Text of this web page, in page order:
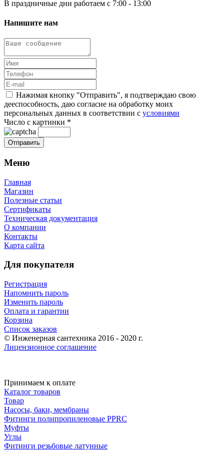
В праздничные дни работаем с 7:00 - 13:00
Напишите нам
Нажимая кнопку "Отправить", я подтверждаю свою
дееспособность, даю согласие на обработку моих
персональных данных в соответствии с условиями
Число с картинки *
Меню
Главная
Магазин
Полезные статьи
Сертификаты
Техническая документация
О компании
Контакты
Карта сайта
Для покупателя
Регистрация
Напомнить пароль
Изменить пароль
Оплата и гарантии
Корзина
Список заказов
© Инженерная сантехника 2016 - 2020 г.
Лицензионное соглашение
Принимаем к оплате
Каталог товаров
Товар
Насосы, баки, мембраны
Фитинги полипропиленовые PPRC
Муфты
Углы
Фитинги резьбовые латунные